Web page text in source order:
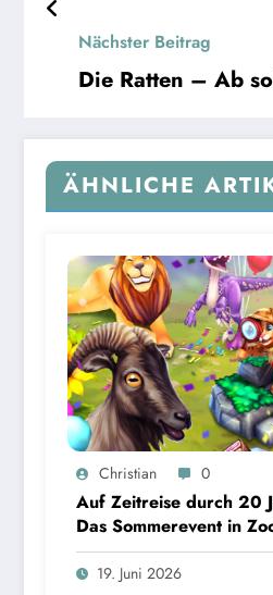
Nächster Beitrag
Die Ratten – Ab
ÄHNLICHE
Christian 0
Auf Zeitreise durch 20
Das Sommerevent in
19. Juni 2026